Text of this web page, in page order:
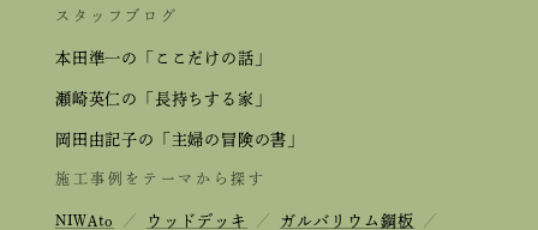
スタッフブログ
本田準一の「ここだけの話」
瀬崎英仁の「長持ちする家」
岡田由記子の「主婦の冒険の書」
施工事例をテーマから探す
NIWAto ／ ウッドデッキ ／ ガルバリウム鋼板 ／